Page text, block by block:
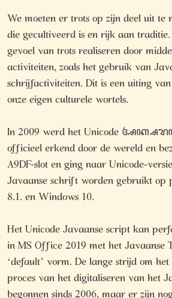
We moeten er trots op zijn deel uit
die gecultiveerd is en rijk aan
gevoel van trots realiseren door
activiteiten, zoals het gebruik van
schrijfactiviteiten. Dit is een uiting
onze eigen culturele wortels.
In 2009 werd het Unicode
officieel erkend door de wereld en
A9DF-slot en ging naar Unicode-
Javaanse schrift worden gebruikt op
8.1. en Windows 10.
Het Unicode Javaanse script kan
in MS Office 2019 met het Javaanse
‘default’ vorm. De lange strijd
proces van het digitaliseren van het